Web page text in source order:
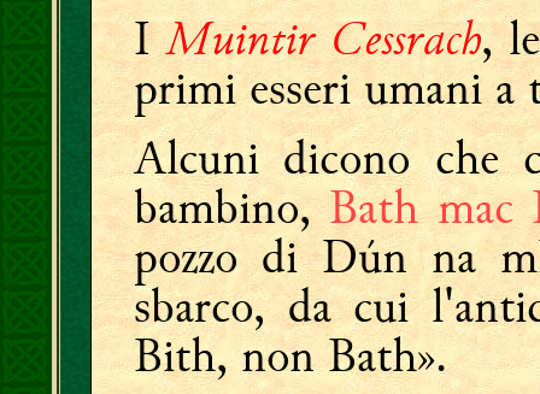
IMuintir Cessrach,
primi esseri umani
Alcuni dicono che
bambino,Bath mac
pozzo di Dún na
sbarco, da cui
Bith, non Bath».